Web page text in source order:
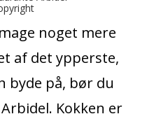
noget mere
af det ypperste,
byde på, bør du
Kokken er